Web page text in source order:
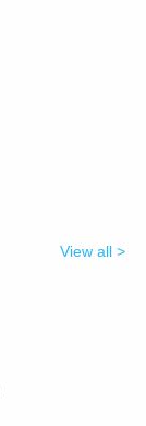
View all >